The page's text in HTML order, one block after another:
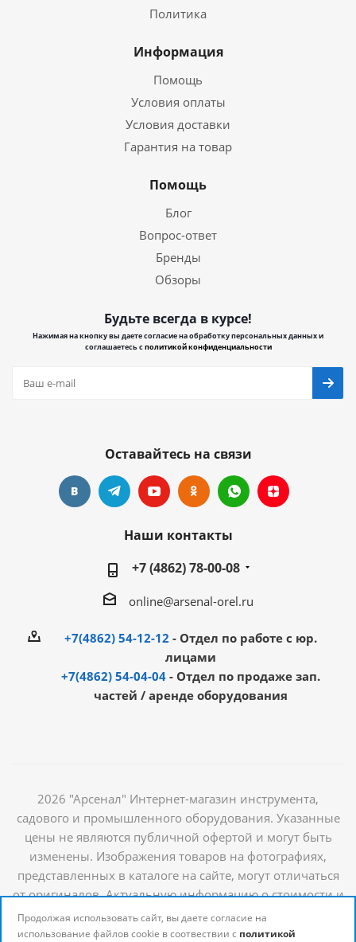
Политика
Информация
Помощь
Условия оплаты
Условия доставки
Гарантия на товар
Помощь
Блог
Вопрос-ответ
Бренды
Обзоры
Будьте всегда в курсе!
Нажимая на кнопку вы даете согласие на обработку персональных данных и
соглашаетесь сполитикой конфиденциальности
Оставайтесь на связи
Наши контакты
+7 (4862) 78-00-08
online@arsenal-orel.ru
+7(4862) 54-12-12 - Отдел по работе с юр.
лицами
+7(4862) 54-04-04 - Отдел по продаже зап.
частей / аренде оборудования
2026 "Арсенал" Интернет-магазин инструмента,
садового и промышленного оборудования. Указанные
цены не являются публичной офертой и могут быть
изменены. Изображения товаров на фотографиях,
представленных в каталоге на сайте, могут отличаться
от оригиналов. Актуальную информацию о стоимости и
наличии товаров можно получить у наших
менеджеров
Продолжая использовать сайт, вы даете согласие на
использование файлов cookie в соотвествии с политикой